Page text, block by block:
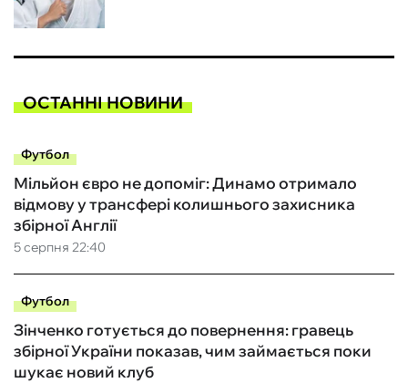
ОСТАННІ НОВИНИ
Футбол
5 серпня 22:40
Мільйон євро не допоміг: Динамо отримало
відмову у трансфері колишнього захисника
збірної Англії
Футбол
Зінченко готується до повернення: гравець
збірної України показав, чим займається поки
шукає новий клуб